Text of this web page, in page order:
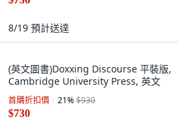
8/19 預計送達
(英文圖書)Doxxing Discourse 平裝版,
Cambridge University Press, 英文
首購折扣價 21%$930
$730